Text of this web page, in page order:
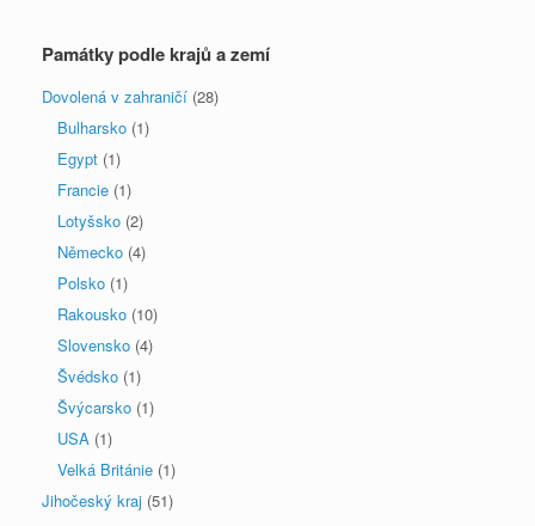
Památky podle krajů a zemí
Dovolená v zahraničí (28)
Bulharsko (1)
Egypt (1)
Francie (1)
Lotyšsko (2)
Německo (4)
Polsko (1)
Rakousko (10)
Slovensko (4)
Švédsko (1)
Švýcarsko (1)
USA (1)
Velká Británie (1)
Jihočeský kraj (51)